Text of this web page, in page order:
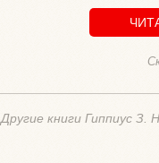
Другие книги Гиппиус З. Н.